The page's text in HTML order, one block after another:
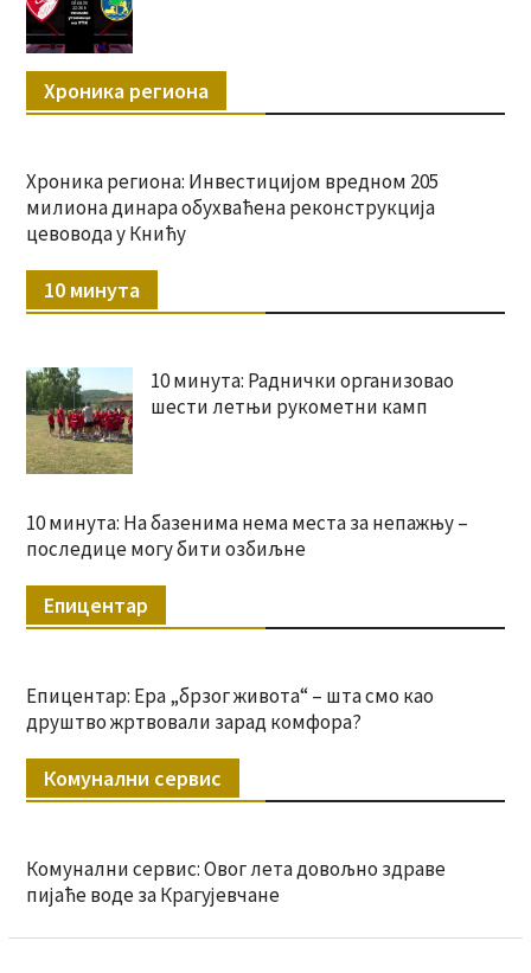
Хроника региона
Хроника региона: Инвестицијом вредном 205
милиона динара обухваћена реконструкција
цевовода у Книћу
10 минута
10 минута: Раднички организовао
шести летњи рукометни камп
10 минута: На базенима нема места за непажњу –
последице могу бити озбиљне
Епицентар
Епицентар: Ера „брзог живота“ – шта смо као
друштво жртвовали зарад комфора?
Комунални сервис
Комунални сервис: Овог лета довољно здраве
пијаће воде за Крагујевчане